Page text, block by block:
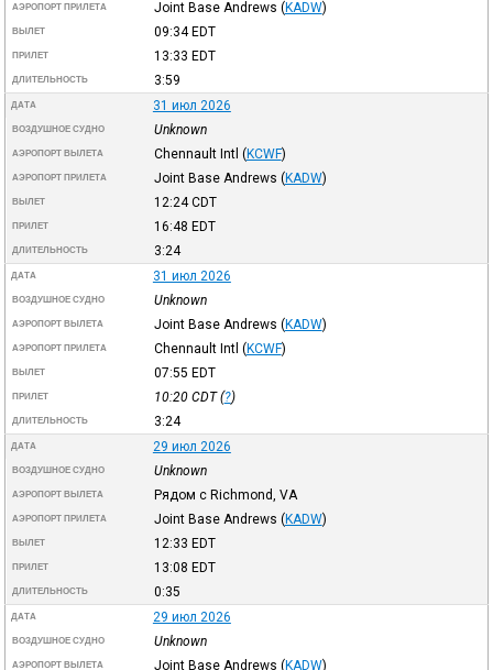
АЭРОПОРТ ПРИЛЕТА Joint Base Andrews (KADW)
ВЫЛЕТ 09:34EDT
ПРИЛЕТ 13:33 EDT
ДЛИТЕЛЬНОСТЬ 3:59
ДАТА 31 июл 2026
ВОЗДУШНОЕ СУДНО Unknown
АЭРОПОРТ ВЫЛЕТА Chennault Intl (KCWF)
АЭРОПОРТ ПРИЛЕТА Joint Base Andrews (KADW)
ВЫЛЕТ 12:24CDT
ПРИЛЕТ 16:48 EDT
ДЛИТЕЛЬНОСТЬ 3:24
ДАТА 31 июл 2026
ВОЗДУШНОЕ СУДНО Unknown
АЭРОПОРТ ВЫЛЕТА Joint Base Andrews (KADW)
АЭРОПОРТ ПРИЛЕТА Chennault Intl (KCWF)
ВЫЛЕТ 07:55 EDT
ПРИЛЕТ 10:20 CDT(?)
ДЛИТЕЛЬНОСТЬ 3:24
ДАТА 29 июл 2026
ВОЗДУШНОЕ СУДНО Unknown
АЭРОПОРТ ВЫЛЕТА Рядом с Richmond, VA
АЭРОПОРТ ПРИЛЕТА Joint Base Andrews (KADW)
ВЫЛЕТ 12:33 EDT
ПРИЛЕТ 13:08 EDT
ДЛИТЕЛЬНОСТЬ 0:35
ДАТА 29 июл 2026
ВОЗДУШНОЕ СУДНО Unknown
АЭРОПОРТ ВЫЛЕТА Joint Base Andrews (KADW)